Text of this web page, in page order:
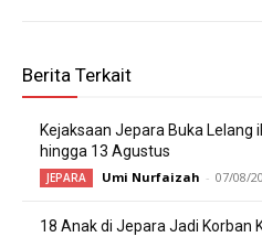
Berita Terkait
Kejaksaan Jepara Buka Lelang
hingga 13 Agustus
JEPARA Umi Nurfaizah - 07/08/
18 Anak di Jepara Jadi Korban